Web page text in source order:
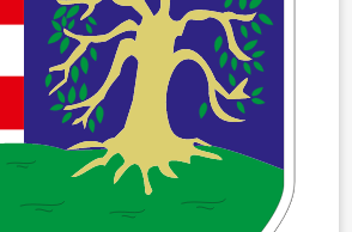
ÖNKORMÁNYZAT
ÜGYINTÉZÉS